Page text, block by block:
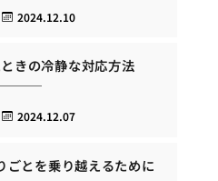
2024.12.10
きの冷静な対応方法
2024.12.07
ごとを乗り越えるために